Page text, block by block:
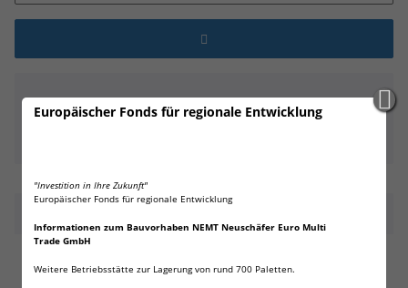
Europäischer Fonds für regionale Entwicklung
"Investition in Ihre Zukunft"
Europäischer Fonds für regionale Entwicklung
Informationen zum Bauvorhaben NEMT Neuschäfer Euro Multi
Trade GmbH
Weitere Betriebsstätte zur Lagerung von rund 700 Paletten.
Bitte beachten Sie das Abnahmeintervall von 1
Firma Panasonic!